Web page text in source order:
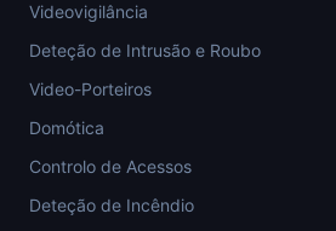
Videovigilância
Deteção de Intrusão e Roubo
Video-Porteiros
Domótica
Controlo de Acessos
Deteção de Incêndio